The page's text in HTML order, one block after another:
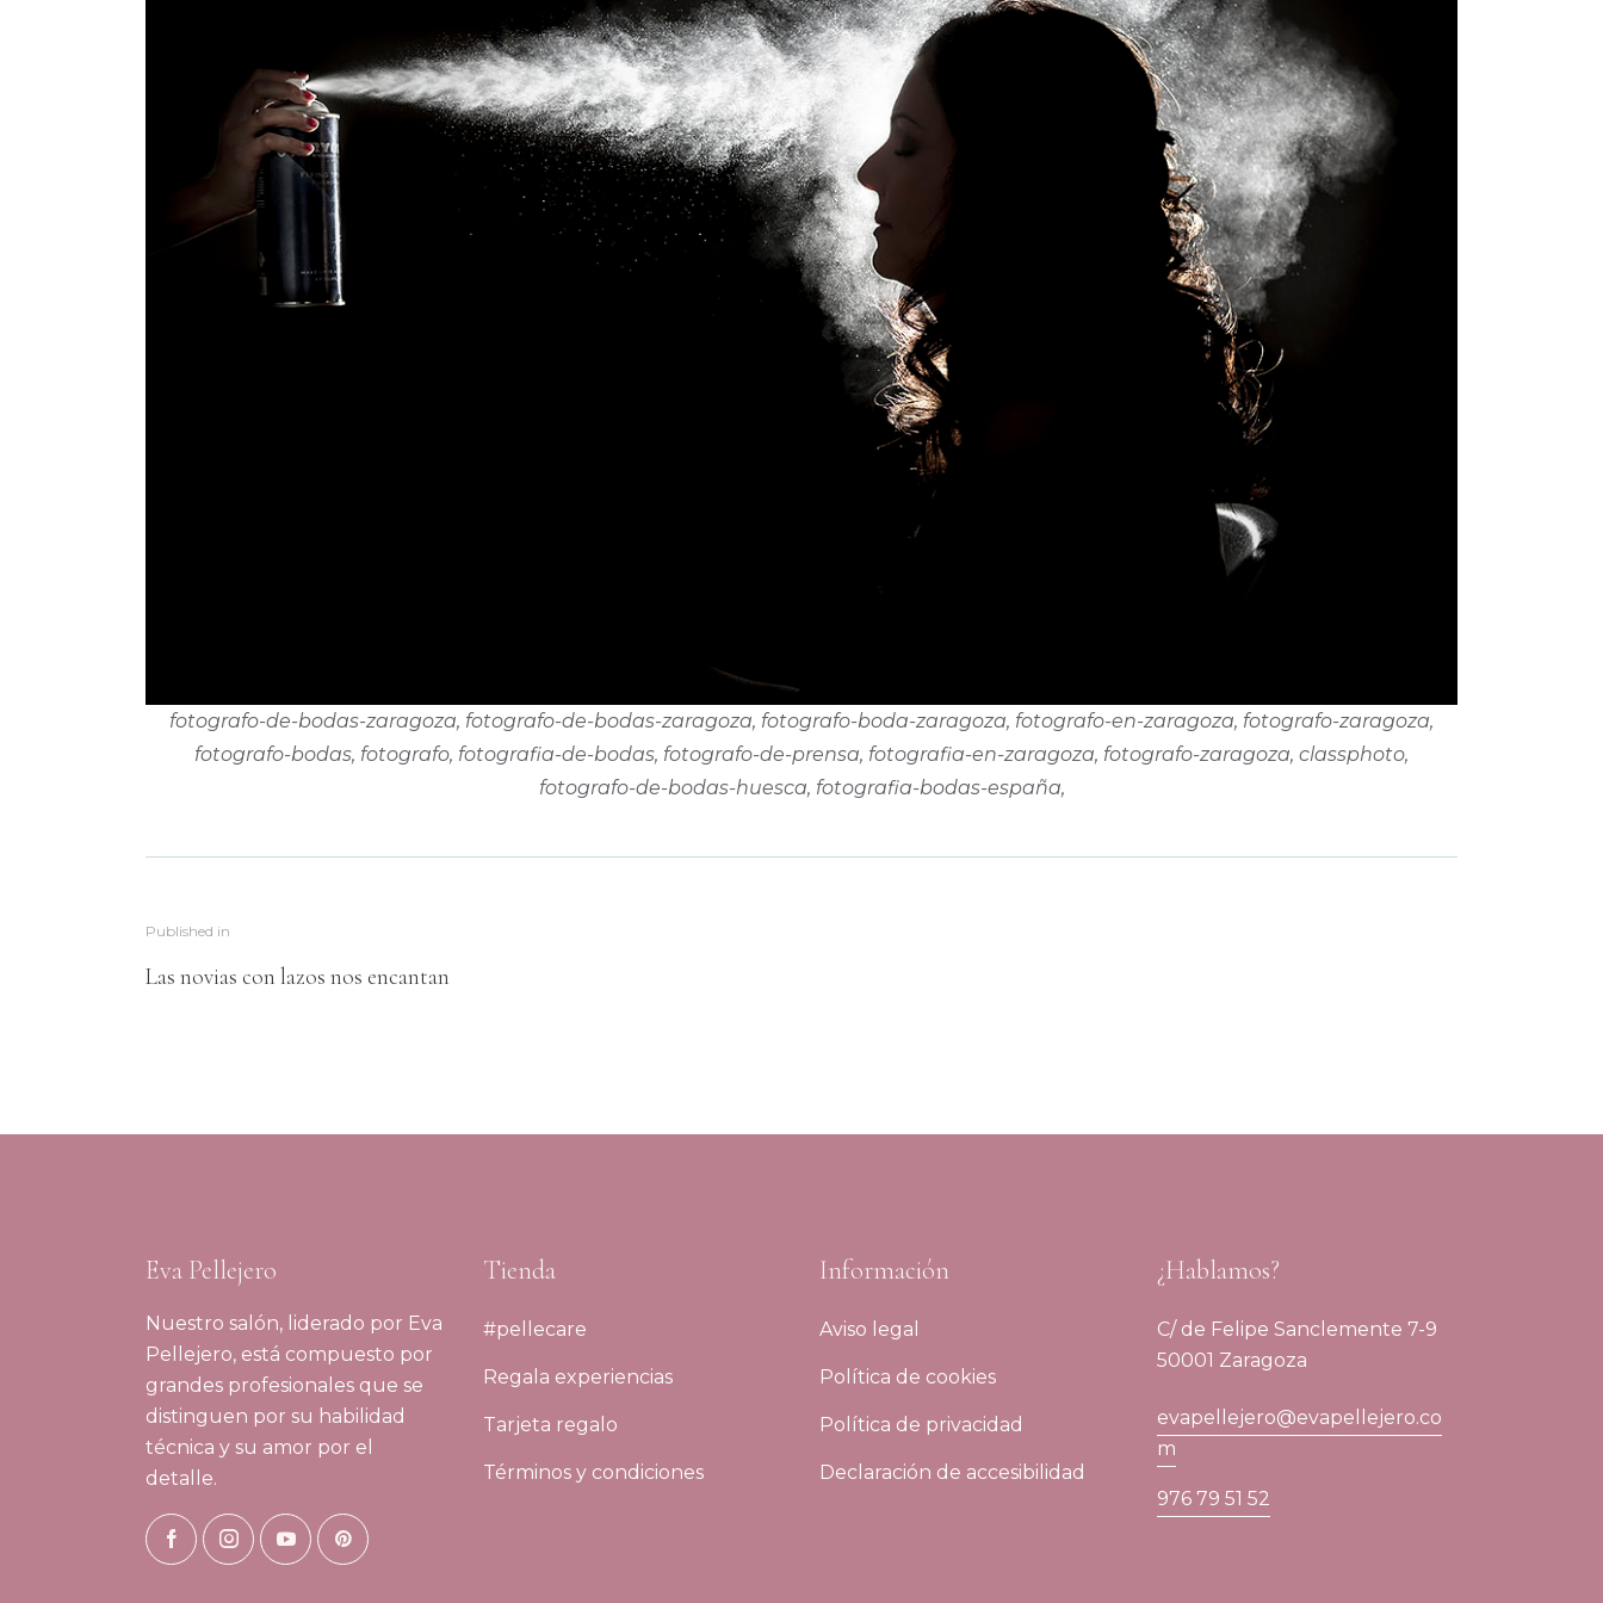
fotografo-de-bodas-zaragoza, fotografo-de-bodas-zaragoza, fotografo-boda-zaragoza, fotografo-en-zaragoza, fotografo-zaragoza,
fotografo-bodas, fotografo, fotografia-de-bodas, fotografo-de-prensa, fotografia-en-zaragoza, fotografo-zaragoza, classphoto,
fotografo-de-bodas-huesca, fotografia-bodas-españa,
Published in
Las novias con lazos nos encantan
Eva Pellejero
Nuestro salón, liderado por Eva
Pellejero, está compuesto por
grandes profesionales que se
distinguen por su habilidad
técnica y su amor por el
detalle.
Tienda
#pellecare
Regala experiencias
Tarjeta regalo
Términos y condiciones
Información
Aviso legal
Política de cookies
Política de privacidad
Declaración de accesibilidad
¿Hablamos?
C/ de Felipe Sanclemente 7-9
50001 Zaragoza
evapellejero@evapellejero.co
m
976 79 51 52